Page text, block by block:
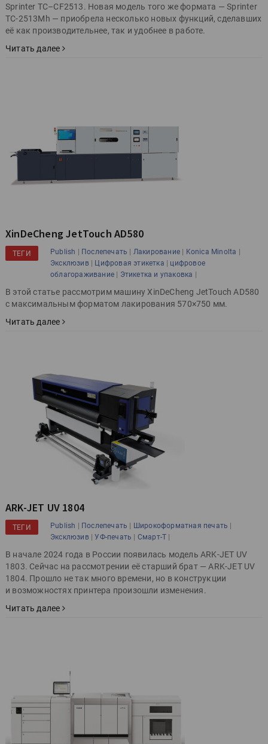
Sprinter TC–CF2513. Новая модель того же формата — Sprinter
ТС-2513Mh — приобрела несколько новых функций, сделавших
её как производительнее, так и удобнее в работе.
Читать далее
XinDeCheng JetTouch AD580
ТЕГИ Publish | Послепечать | Лакирование | Konica Minolta |
Эксклюзив | Цифровая этикетка | цифровое
облагораживание | Этикетка и упаковка |
В этой статье рассмотрим машину XinDeCheng JetTouch AD580
с максимальным форматом лакирования 570×750 мм.
Читать далее
ARK-JET UV 1804
ТЕГИ Publish | Послепечать | Широкоформатная печать |
Эксклюзив |УФ-печать | Смарт-Т |
В начале 2024 года в России появилась модель ARK-JET UV
1803. Сейчас на рассмотрении её старший брат — ARK-JET UV
1804. Прошло не так много времени, но в конструкции
и возможностях принтера произошли изменения.
Читать далее